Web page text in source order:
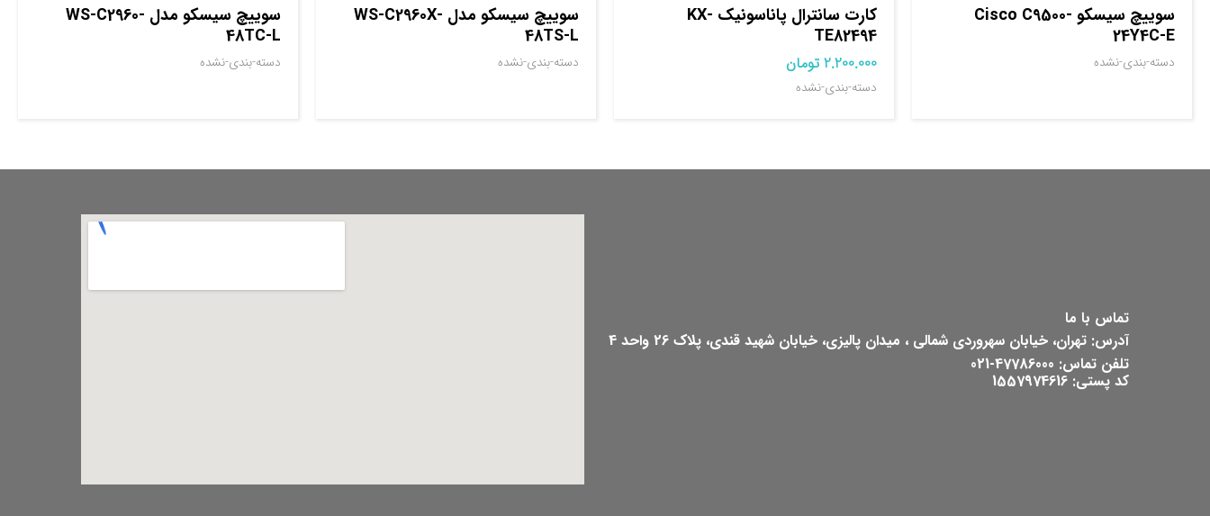
سوييچ سيسکو Cisco C9500-
24Y4C-E
دسته-بندی-نشده
کارت سانترال پاناسونیک KX-
TE82494
2.200.000 تومان
دسته-بندی-نشده
سوييچ سيسکو مدل WS-C2960X-
48TS-L
دسته-بندی-نشده
سوييچ سيسکو مدل WS-C2960-
48TC-L
دسته-بندی-نشده
تماس با ما
آدرس: تهران، خیابان سهروردی شمالی ، میدان پالیزی، خیابان شهید قندی، پلاک 26 واحد 4
تلفن تماس: 47786000-021
کد پستی: 1557974616